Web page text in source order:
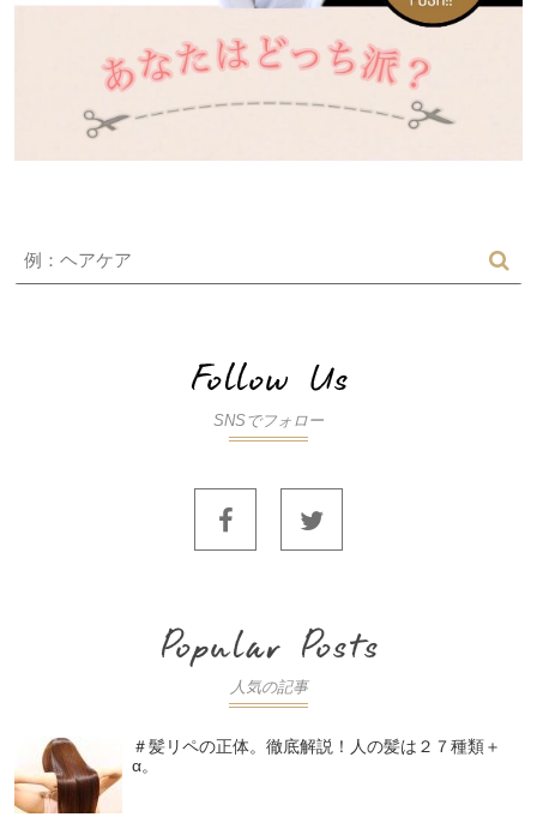
SNSでフォロー
人気の記事
＃髪リペの正体。徹底解説！人の髪は２７種類＋
α。